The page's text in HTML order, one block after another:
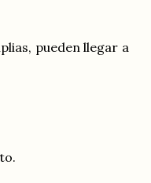
pueden llegar a